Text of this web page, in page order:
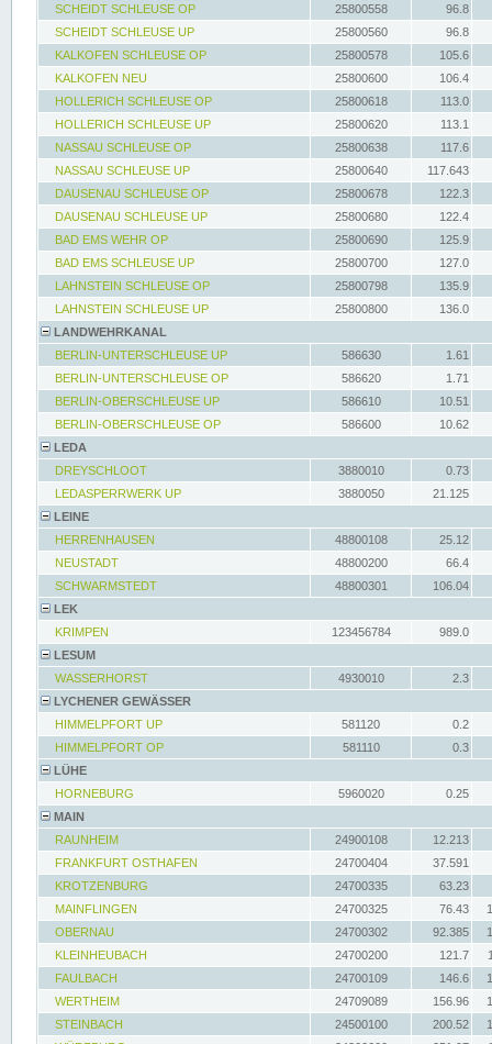
SCHEIDT SCHLEUSE OP
25800558
96.8
SCHEIDT SCHLEUSE UP
25800560
96.8
KALKOFEN SCHLEUSE OP
25800578
105.6
KALKOFEN NEU
25800600
106.4
HOLLERICH SCHLEUSE OP
25800618
113.0
HOLLERICH SCHLEUSE UP
25800620
113.1
NASSAU SCHLEUSE OP
25800638
117.6
NASSAU SCHLEUSE UP
25800640
117.643
DAUSENAU SCHLEUSE OP
25800678
122.3
DAUSENAU SCHLEUSE UP
25800680
122.4
BAD EMS WEHR OP
25800690
125.9
BAD EMS SCHLEUSE UP
25800700
127.0
LAHNSTEIN SCHLEUSE OP
25800798
135.9
LAHNSTEIN SCHLEUSE UP
25800800
136.0
LANDWEHRKANAL
BERLIN-UNTERSCHLEUSE UP
586630
1.61
BERLIN-UNTERSCHLEUSE OP
586620
1.71
BERLIN-OBERSCHLEUSE UP
586610
10.51
BERLIN-OBERSCHLEUSE OP
586600
10.62
LEDA
DREYSCHLOOT
3880010
0.73
LEDASPERRWERK UP
3880050
21.125
LEINE
HERRENHAUSEN
48800108
25.12
NEUSTADT
48800200
66.4
SCHWARMSTEDT
48800301
106.04
LEK
KRIMPEN
123456784
989.0
LESUM
WASSERHORST
4930010
2.3
LYCHENER GEWÄSSER
HIMMELPFORT UP
581120
0.2
HIMMELPFORT OP
581110
0.3
LÜHE
HORNEBURG
5960020
0.25
MAIN
RAUNHEIM
24900108
12.213
FRANKFURT OSTHAFEN
24700404
37.591
KROTZENBURG
24700335
63.23
MAINFLINGEN
24700325 76.43
OBERNAU
24700302 92.385
KLEINHEUBACH
24700200 121.7
FAULBACH
24700109 146.6
WERTHEIM
24709089 156.96
STEINBACH
24500100 200.52